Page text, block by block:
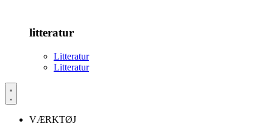
litteratur
Litteratur
Litteratur
VÆRKTØJ